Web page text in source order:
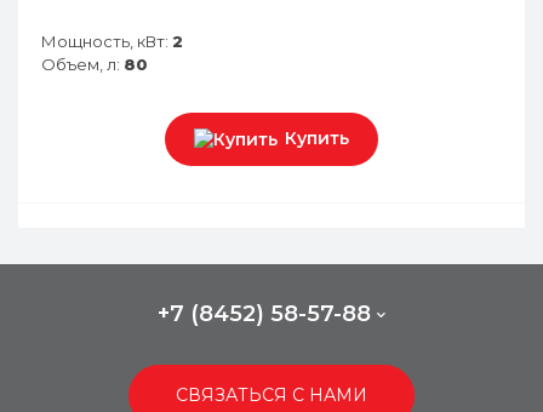
Мощность, кВт: 2
Объем, л: 80
Купить
+7 (8452) 58-57-88
СВЯЗАТЬСЯ С НАМИ